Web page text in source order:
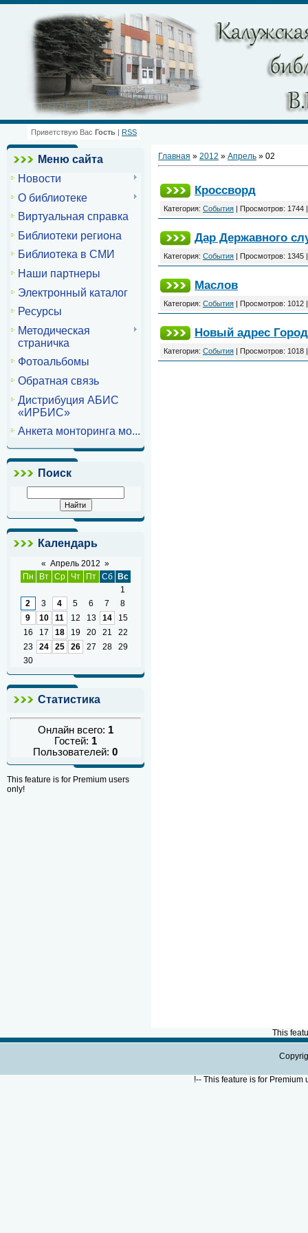
Приветствую Вас Гость | RSS
Меню сайта
Новости
О библиотеке
Виртуальная справка
Библиотеки региона
Библиотека в СМИ
Наши партнеры
Электронный каталог
Ресурсы
Методическая
страничка
Фотоальбомы
Обратная связь
Дистрибуция АБИС
«ИРБИС»
Анкета монторинга мо...
Поиск
Календарь
« Апрель 2012 »
Пн
Вт Ср Чт Пт Сб Вс
1
2
3 4 5 6 7
8
9
10 11 12 13 14
15
16
17 18 19 20 21
22
23
24 25 26 27 28
29
30
Статистика
Онлайн всего: 1
Гостей: 1
Пользователей:0
This feature is for Premium users
only!
Главная » 2012 » Апрель » 02
Кроссворд
Категория: События | Просмотров: 1744
Дар Державного
Категория: События | Просмотров: 1345
Маслов
Категория: События | Просмотров: 1012
Новый адрес
Категория: События | Просмотров: 1018
This
!--This feature is for Premium